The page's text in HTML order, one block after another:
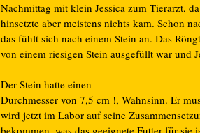
Nachmittag mit klein Jessica zum Tierarzt,
hinsetzte aber meistens nichts kam. Schon
das fühlt sich nach einem Stein an. Das
von einem riesigen Stein ausgefüllt war und
Der Stein hatte einen
Durchmesser von 7,5 cm !, Wahnsinn. Er
wird jetzt im Labor auf seine
bekommen, was das geeignete Futter für sie